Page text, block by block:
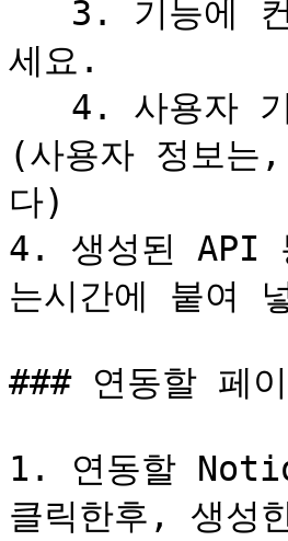
세요.
(사용자 정보는
다)
4. 생성된 API
는시간에 붙여
### 연동할 페
1. 연동할
클릭한후, 생성